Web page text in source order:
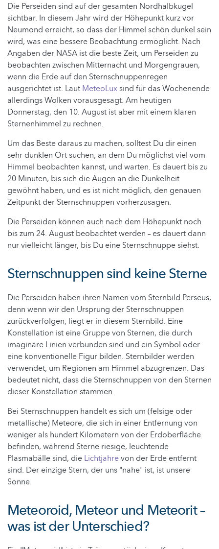
Die Perseiden sind auf der gesamten Nordhalbkugel
sichtbar. In diesem Jahr wird der Höhepunkt kurz vor
Neumond erreicht, so dass der Himmel schön dunkel sein
wird, was eine bessere Beobachtung ermöglicht. Nach
Angaben der NASA ist die beste Zeit, um Perseiden zu
beobachten zwischen Mitternacht und Morgengrauen,
wenn die Erde auf den Sternschnuppenregen
ausgerichtet ist. Laut MeteoLuxsind für das Wochenende
allerdings Wolken vorausgesagt. Am heutigen
Donnerstag, den 10. August ist aber mit einem klaren
Sternenhimmel zu rechnen.
Um das Beste daraus zu machen, solltest Du dir einen
sehr dunklen Ort suchen, an dem Du möglichst viel vom
Himmel beobachten kannst, und warten. Es dauert bis zu
20 Minuten, bis sich die Augen an die Dunkelheit
gewöhnt haben, und es ist nicht möglich, den genauen
Zeitpunkt der Sternschnuppen vorherzusagen.
Die Perseiden können auch nach dem Höhepunkt noch
bis zum 24. August beobachtet werden – es dauert dann
nur vielleicht länger, bis Du eine Sternschnuppe siehst.
Sternschnuppen sind keine Sterne
Die Perseiden haben ihren Namen vom Sternbild Perseus,
denn wenn wir den Ursprung der Sternschnuppen
zurückverfolgen, liegt er in diesem Sternbild. Eine
Konstellation ist eine Gruppe von Sternen, die durch
imaginäre Linien verbunden sind und ein Symbol oder
eine konventionelle Figur bilden. Sternbilder werden
verwendet, um Regionen am Himmel abzugrenzen. Das
bedeutet nicht, dass die Sternschnuppen von den Sternen
dieser Konstellation stammen.
Bei Sternschnuppen handelt es sich um (felsige oder
metallische) Meteore, die sich in einer Entfernung von
weniger als hundert Kilometern von der Erdoberfläche
befinden, während Sterne riesige, leuchtende
Plasmabälle sind, die Lichtjahrevon der Erde entfernt
sind. Der einzige Stern, der uns "nahe" ist, ist unsere
Sonne.
Meteoroid, Meteor und Meteorit –
was ist der Unterschied?